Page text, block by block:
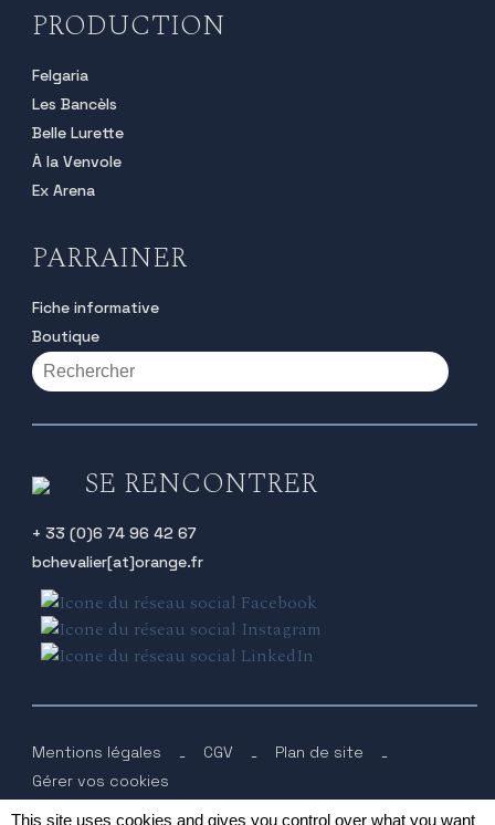
PRODUCTION
Felgaria
Les Bancèls
Belle Lurette
À la Venvole
Ex Arena
PARRAINER
Fiche informative
Boutique
SE RENCONTRER
+ 33 (0)6 74 96 42 67
bchevalier[at]orange.fr
Mentions légales - CGV - Plan de site -
Gérer vos cookies
Design & intégration - Le Studio Culotté
This site uses cookies and gives you control over what you want